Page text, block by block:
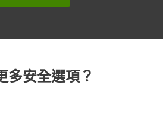
多安全選項？